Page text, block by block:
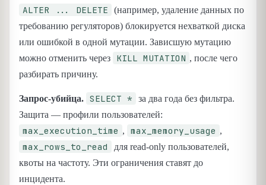
ALTER ... DELETE
(например, удаление данных по
требованию регуляторов) блокируется нехваткой диска
или ошибкой в одной мутации. Зависшую мутацию
можно отменить через
KILL MUTATION , после чего
разбирать причину.
Запрос-убийца. SELECT *
за два года без фильтра.
Защита — профили пользователей:
max_execution_time , max_memory_usage ,
max_rows_to_read
для read-only пользователей,
квоты на частоту. Эти ограничения ставят до
инцидента.